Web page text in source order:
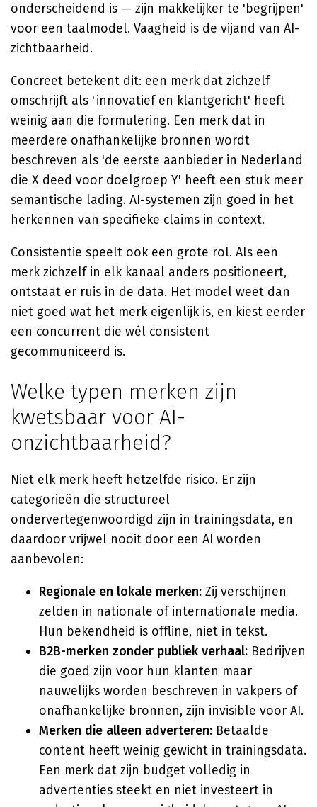
onderscheidend is — zijn makkelijker te 'begrijpen'
voor een taalmodel. Vaagheid is de vijand van AI-
zichtbaarheid.
Concreet betekent dit: een merk dat zichzelf
omschrijft als 'innovatief en klantgericht' heeft
weinig aan die formulering. Een merk dat in
meerdere onafhankelijke bronnen wordt
beschreven als 'de eerste aanbieder in Nederland
die X deed voor doelgroep Y' heeft een stuk meer
semantische lading. AI-systemen zijn goed in het
herkennen van specifieke claims in context.
Consistentie speelt ook een grote rol. Als een
merk zichzelf in elk kanaal anders positioneert,
ontstaat er ruis in de data. Het model weet dan
niet goed wat het merk eigenlijk is, en kiest eerder
een concurrent die wél consistent
gecommuniceerd is.
Welke typen merken zijn
kwetsbaar voor AI-
onzichtbaarheid?
Niet elk merk heeft hetzelfde risico. Er zijn
categorieën die structureel
ondervertegenwoordigd zijn in trainingsdata, en
daardoor vrijwel nooit door een AI worden
aanbevolen:
Regionale en lokale merken: Zij verschijnen
zelden in nationale of internationale media.
Hun bekendheid is offline, niet in tekst.
B2B-merken zonder publiek verhaal: Bedrijven
die goed zijn voor hun klanten maar
nauwelijks worden beschreven in vakpers of
onafhankelijke bronnen, zijn invisible voor AI.
Merken die alleen adverteren: Betaalde
content heeft weinig gewicht in trainingsdata.
Een merk dat zijn budget volledig in
advertenties steekt en niet investeert in